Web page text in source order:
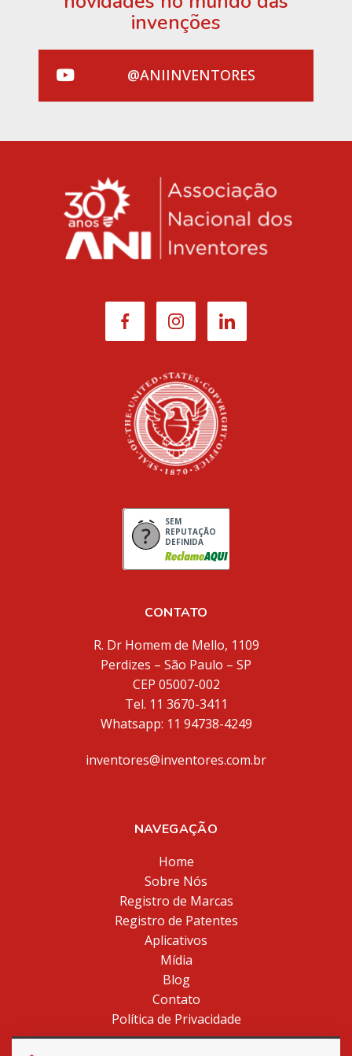
invenções
@ANIINVENTORES
SEM
REPUTAÇÃO
DEFINIDA
CONTATO
R. Dr Homem de Mello, 1109
Perdizes – São Paulo – SP
CEP 05007-002
Tel. 11 3670-3411
Whatsapp: 11 94738-4249
inventores@inventores.com.br
NAVEGAÇÃO
Home
Sobre Nós
Registro de Marcas
Registro de Patentes
Aplicativos
Mídia
Blog
Contato
Política de Privacidade